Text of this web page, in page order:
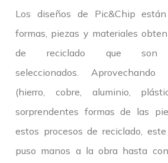
Los diseños de Pic&Chip
formas, piezas y materiales
de reciclado que son
seleccionados.
(hierro, cobre, aluminio,
sorprendentes formas de las
estos procesos de reciclado,
puso manos a la obra hasta